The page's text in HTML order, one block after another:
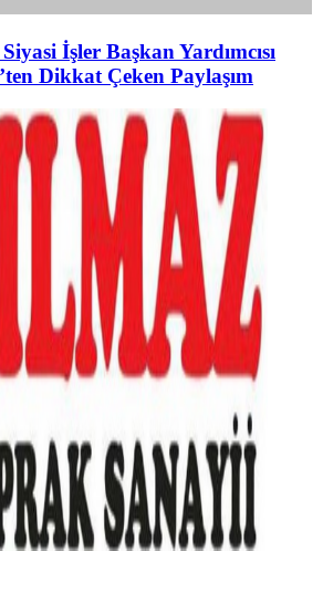
İşler Başkan Yardımcısı
Dikkat Çeken Paylaşım